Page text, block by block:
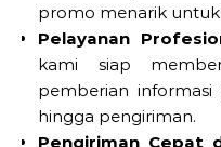
promo menarik untuk
Pelayanan
kami siap
pemberian informasi
hingga pengiriman.
Pengiriman Cepat